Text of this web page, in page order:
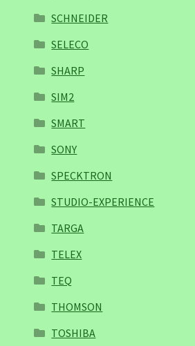
SCHNEIDER
SELECO
SHARP
SIM2
SMART
SONY
SPECKTRON
STUDIO-EXPERIENCE
TARGA
TELEX
TEQ
THOMSON
TOSHIBA